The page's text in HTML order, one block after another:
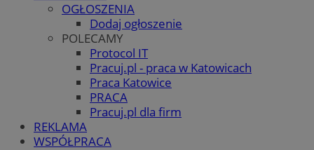
OGŁOSZENIA
Dodaj ogłoszenie
POLECAMY
Protocol IT
Pracuj.pl - praca w Katowicach
Praca Katowice
PRACA
Pracuj.pl dla firm
REKLAMA
WSPÓŁPRACA